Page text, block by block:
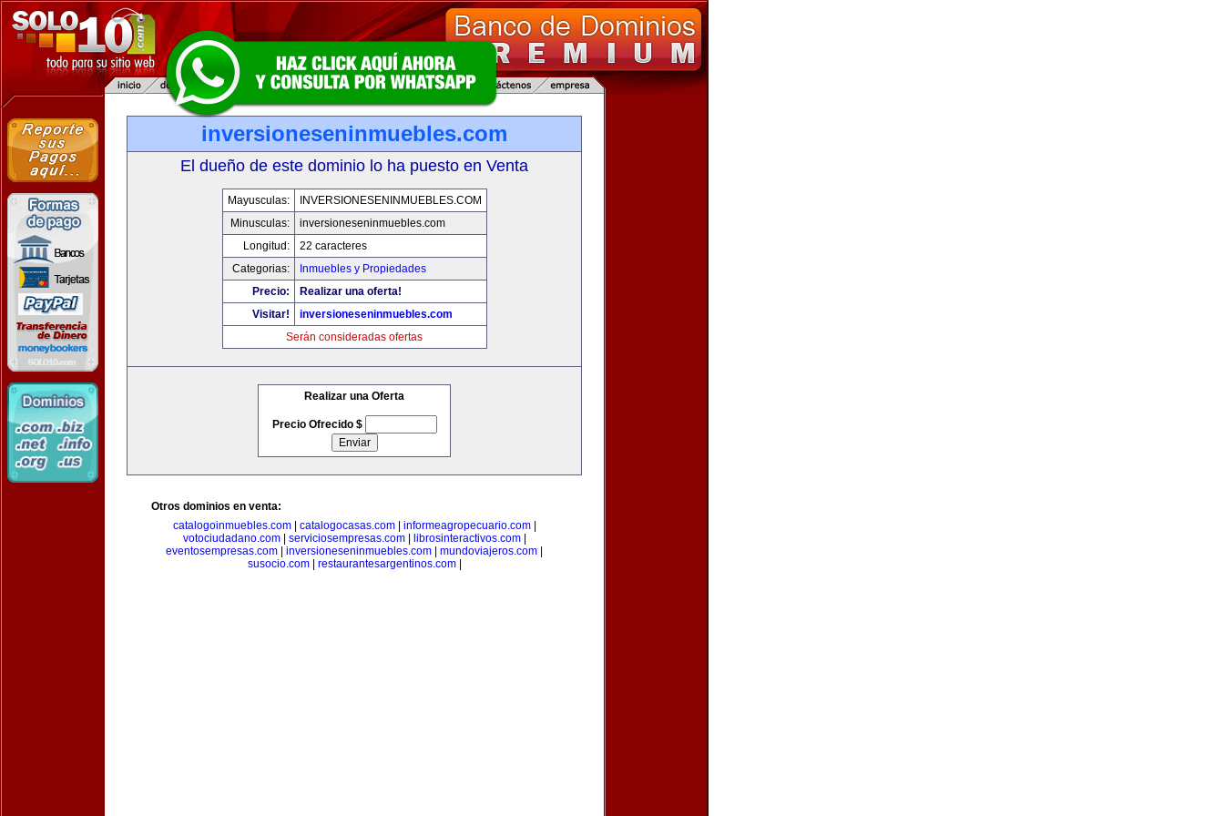
inversioneseninmuebles.com
El dueño de este dominio lo ha puesto en Venta
Mayusculas:
INVERSIONESENINMUEBLES.COM
Minusculas:
inversioneseninmuebles.com
Longitud:
22 caracteres
Categorias:
Inmuebles y Propiedades
Precio:
Realizar una oferta!
Visitar!
inversioneseninmuebles.com
Serán consideradas ofertas
Realizar una Oferta
Precio Ofrecido $
Otros dominios en venta:
catalogoinmuebles.com| catalogocasas.com| informeagropecuario.com|
votociudadano.com| serviciosempresas.com| librosinteractivos.com|
eventosempresas.com
inversioneseninmuebles.com mundoviajeros.com
susocio.com| restaurantesargentinos.com|